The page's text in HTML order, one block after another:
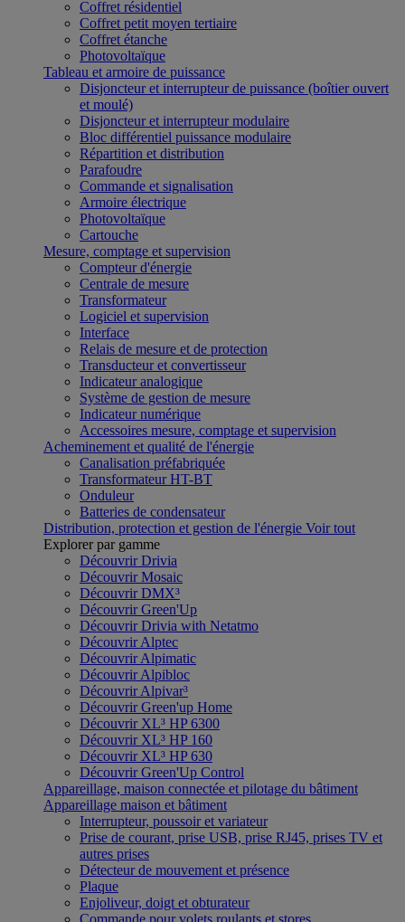
Coffret résidentiel
Coffret petit moyen tertiaire
Coffret étanche
Photovoltaïque
Tableau et armoire de puissance
Disjoncteur et interrupteur de puissance (boîtier ouvert
et moulé)
Disjoncteur et interrupteur modulaire
Bloc différentiel puissance modulaire
Répartition et distribution
Parafoudre
Commande et signalisation
Armoire électrique
Photovoltaïque
Cartouche
Mesure, comptage et supervision
Compteur d'énergie
Centrale de mesure
Transformateur
Logiciel et supervision
Interface
Relais de mesure et de protection
Transducteur et convertisseur
Indicateur analogique
Système de gestion de mesure
Indicateur numérique
Accessoires mesure, comptage et supervision
Acheminement et qualité de l'énergie
Canalisation préfabriquée
Transformateur HT-BT
Onduleur
Batteries de condensateur
Distribution, protection et gestion de l'énergie Voir tout
Explorer par gamme
Découvrir Drivia
Découvrir Mosaic
Découvrir DMX³
Découvrir Green'Up
Découvrir Drivia with Netatmo
Découvrir Alptec
Découvrir Alpimatic
Découvrir Alpibloc
Découvrir Alpivar³
Découvrir Green'up Home
Découvrir XL³ HP 6300
Découvrir XL³ HP 160
Découvrir XL³ HP 630
Découvrir Green'Up Control
Appareillage, maison connectée et pilotage du bâtiment
Appareillage maison et bâtiment
Interrupteur, poussoir et variateur
Prise de courant, prise USB, prise RJ45, prises TV et
autres prises
Détecteur de mouvement et présence
Plaque
Enjoliveur, doigt et obturateur
Commande pour volets roulants et stores